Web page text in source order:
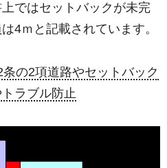
ではセットバックが未完
4ｍと記載されています。
の2項道路やセットバック
ラブル防止